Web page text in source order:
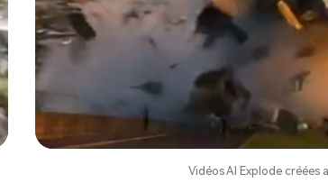
Vidéos AI Explode créées
Créez des
à l’infini. 100